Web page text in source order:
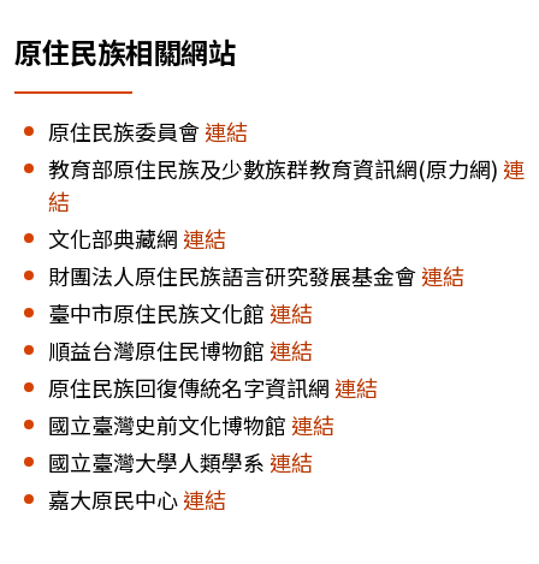
原住民族相關網站
原住民族委員會連結
教育部原住民族及少數族群教育資訊網(原力網) 連
結
文化部典藏網 連結
財團法人原住民族語言研究發展基金會連結
臺中市原住民族文化館 連結
順益台灣原住民博物館 連結
原住民族回復傳統名字資訊網 連結
國立臺灣史前文化博物館 連結
國立臺灣大學人類學系 連結
嘉大原民中心連結